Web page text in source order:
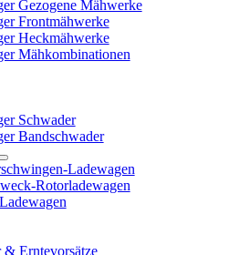
Gezogene Mähwerke
Frontmähwerke
Heckmähwerke
Mähkombinationen
Schwader
Bandschwader
Ladewagen
Rotorladewagen
& Erntevorsätze